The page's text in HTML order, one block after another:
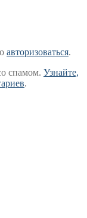
авторизоваться.
спамом. Узнайте,
.